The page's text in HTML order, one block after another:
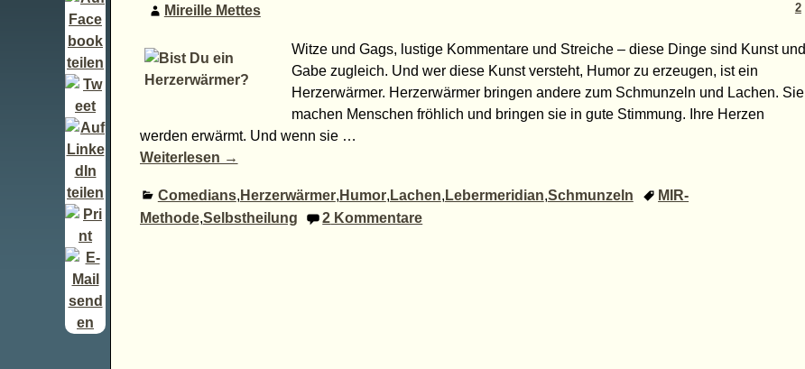
Mireille Mettes 2
Witze und Gags, lustige Kommentare und Streiche – diese Dinge sind Kunst und
Gabe zugleich. Und wer diese Kunst versteht, Humor zu erzeugen, ist ein
Herzerwärmer. Herzerwärmer bringen andere zum Schmunzeln und Lachen. Sie
machen Menschen fröhlich und bringen sie in gute Stimmung. Ihre Herzen
werden erwärmt. Und wenn sie …
Weiterlesen →
Comedians, Herzerwärmer, Humor, Lachen, Lebermeridian,Schmunzeln
MIR-
Methode,Selbstheilung 2 Kommentare